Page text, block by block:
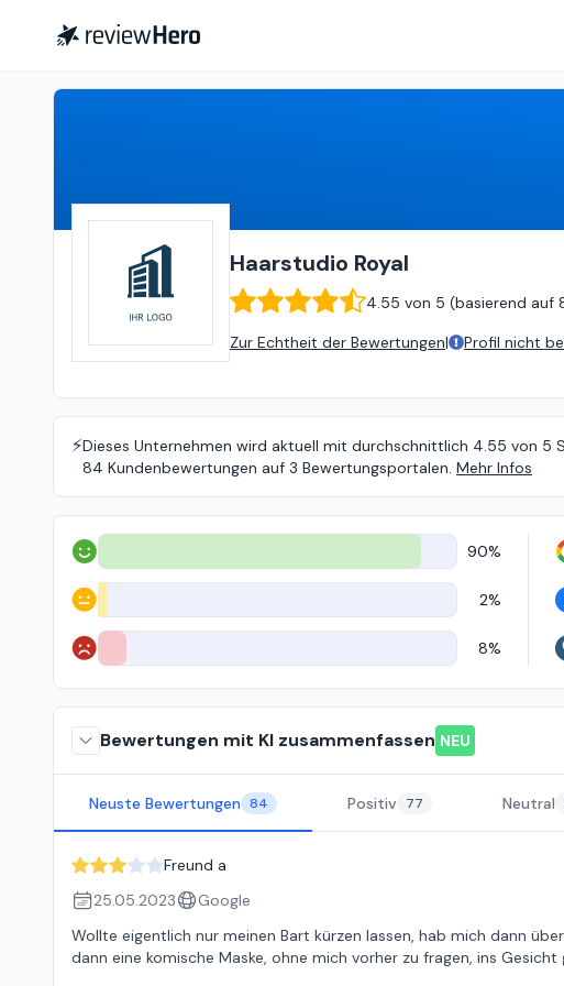
Haarstudio Royal
4.55 von 5 (basierend auf
Zur Echtheit der Bewertungen| Profil nicht
⚡️Dieses Unternehmen wird aktuell mit durchschnittlich 4.55 von 5
84 Kundenbewertungen auf 3 Bewertungsportalen. Mehr Infos
Positiv 90%
Neutral 2%
Negativ 8%
Bewertungen mit KI zusammenfassen NEU
Neuste Bewertungen 84 Positiv 77 Neutral
Freund a
25.05.2023
Google
Wollte eigentlich nur meinen Bart kürzen lassen, hab mich dann
dann eine komische Maske, ohne mich vorher zu fragen, ins